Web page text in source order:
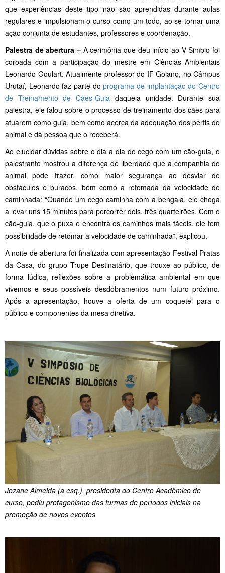
que experiências deste tipo não são aprendidas durante aulas
regulares e impulsionam o curso como um todo, ao se tornar uma
ação conjunta de estudantes, professores e coordenação.
Palestra de abertura – A cerimônia que deu início ao V Simbio foi
coroada com a participação do mestre em Ciências Ambientais
Leonardo Goulart. Atualmente professor do IF Goiano, no Câmpus
Urutaí, Leonardo faz parte doprograma de implantação do Centro
de Treinamento de Cães-Guia daquela unidade. Durante sua
palestra, ele falou sobre o processo de treinamento dos cães para
atuarem como guia, bem como acerca da adequação dos perfis do
animal e da pessoa que o receberá.
Ao elucidar dúvidas sobre o dia a dia do cego com um cão-guia, o
palestrante mostrou a diferença de liberdade que a companhia do
animal pode trazer, como maior segurança ao desviar de
obstáculos e buracos, bem como a retomada da velocidade de
caminhada: “Quando um cego caminha com a bengala, ele chega
a levar uns 15 minutos para percorrer dois, três quarteirões. Com o
cão-guia, que o puxa e encontra os caminhos mais fáceis, ele tem
possibilidade de retomar a velocidade de caminhada”, explicou.
A noite de abertura foi finalizada com apresentação Festival Pratas
da Casa, do grupo Trupe Destinatário, que trouxe ao público, de
forma lúdica, reflexões sobre a problemática ambiental em que
vivemos e seus possíveis desdobramentos num futuro próximo.
Após a apresentação, houve a oferta de um coquetel para o
público e componentes da mesa diretiva.
Jozane Almeida (a esq.), presidenta do Centro Acadêmico do
curso, pediu protagonismo das turmas de períodos iniciais na
promoção de novos eventos